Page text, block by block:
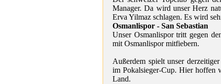
Manager. Da wird unser Herz
Erva Yilmaz schlagen. Es wird
Osmanlispor - San Sebastian
Unser Osmanlispor tritt gegen
mit Osmanlispor mitfiebern.
Außerdem spielt unser
im Pokalsieger-Cup. Hier hoffen
Land.